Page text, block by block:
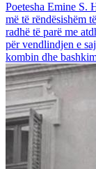
Poetesha Emine S.
më të rëndësishëm
radhë të parë me
për vendlindjen e
kombin dhe